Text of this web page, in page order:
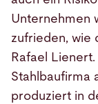
Unternehmen
zufrieden, wie
Rafael
Stahlbaufirma
produziert in